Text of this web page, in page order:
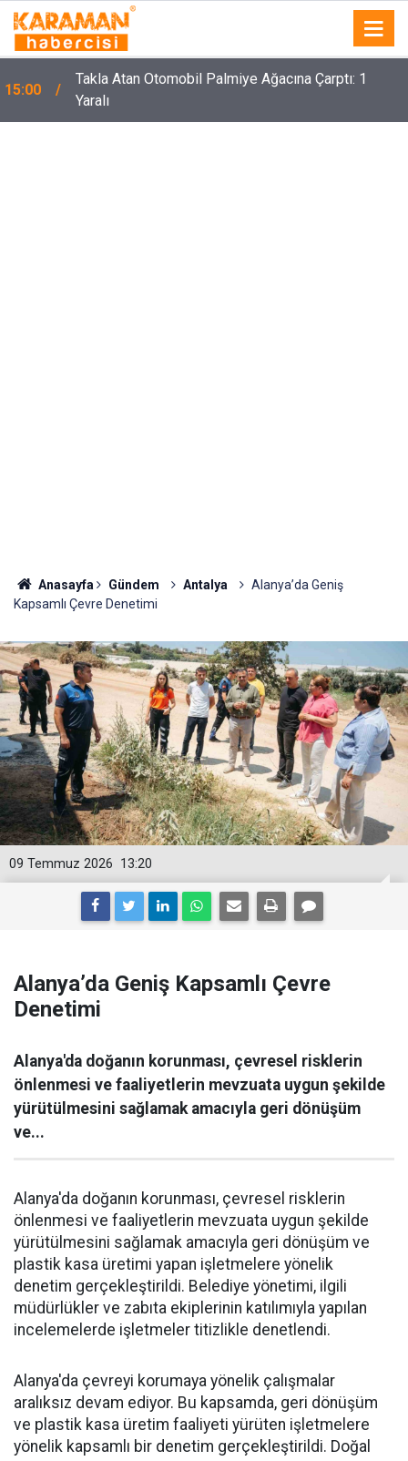
15:00
Takla Atan Otomobil Palmiye Ağacına Çarptı: 1
Yaralı
Anasayfa Gündem Antalya
Alanya’da Geniş
Kapsamlı Çevre Denetimi
13:20
09 Temmuz 2026
Alanya’da Geniş Kapsamlı Çevre
Denetimi
Alanya'da doğanın korunması, çevresel risklerin
önlenmesi ve faaliyetlerin mevzuata uygun şekilde
yürütülmesini sağlamak amacıyla geri dönüşüm
ve...
Alanya'da doğanın korunması, çevresel risklerin
önlenmesi ve faaliyetlerin mevzuata uygun şekilde
yürütülmesini sağlamak amacıyla geri dönüşüm ve
plastik kasa üretimi yapan işletmelere yönelik
denetim gerçekleştirildi. Belediye yönetimi, ilgili
müdürlükler ve zabıta ekiplerinin katılımıyla yapılan
incelemelerde işletmeler titizlikle denetlendi.
Alanya'da çevreyi korumaya yönelik çalışmalar
aralıksız devam ediyor. Bu kapsamda, geri dönüşüm
ve plastik kasa üretim faaliyeti yürüten işletmelere
yönelik kapsamlı bir denetim gerçekleştirildi. Doğal